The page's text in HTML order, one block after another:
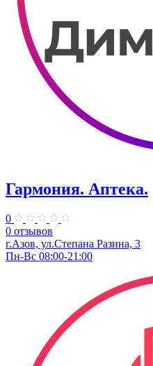
Гармония. Аптека.
0
0 отзывов
г.Азов, ул.Степана Разина, 3
Пн-Вс 08:00-21:00